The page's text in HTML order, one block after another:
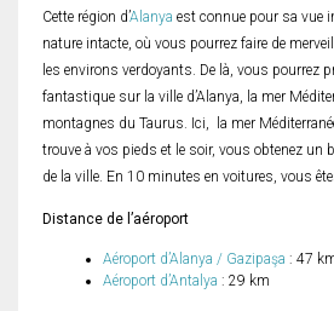
Cette région d’Alanya est connue pour sa vue
nature intacte, où vous pourrez faire de
les environs verdoyants. De là, vous pourrez
fantastique sur la ville d’Alanya, la mer
montagnes du Taurus. Ici, la mer
trouve à vos pieds et le soir, vous obtenez un
de la ville. En 10 minutes en voitures, vous
Distance de l’aéroport
Aéroport d’Alanya / Gazipaşa : 47
Aéroport d’Antalya : 29 km